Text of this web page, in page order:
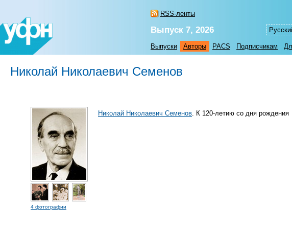
RSS-ленты
Выпуск 7, 2026
Выпуски Авторы PACS Подписчикам
Николай Николаевич Семенов
4 фотографии
Николай Николаевич Семенов . К 120-летию со дня рождения